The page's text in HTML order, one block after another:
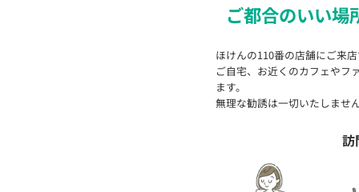
ご都合のいい場
ほけんの110番の店舗にご来
ご自宅、お近くのカフェやフ
ます。
無理な勧誘は一切いたしませ
訪